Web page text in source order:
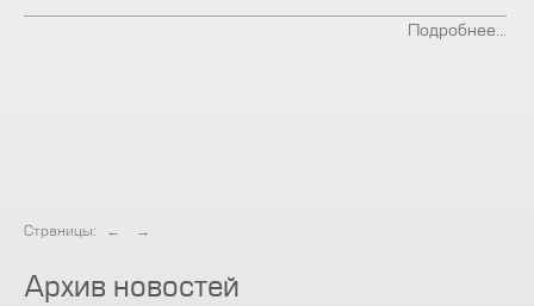
Подробнее...
Страницы: ← →
Архив новостей